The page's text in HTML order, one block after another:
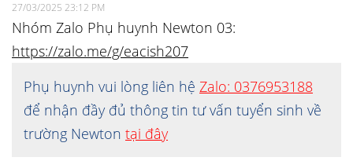
27/03/2025 23:12 PM
Nhóm Zalo Phụ huynh Newton 03:
https://zalo.me/g/eacish207
Phụ huynh vui lòng liên hệ Zalo: 0376953188
để nhận đầy đủ thông tin tư vấn tuyển sinh về
trường Newton tại đây